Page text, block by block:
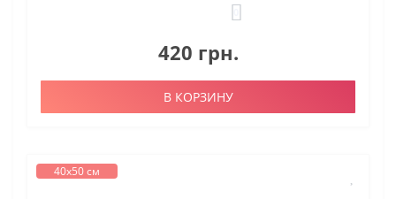
420 грн.
В КОРЗИНУ
40х50 см